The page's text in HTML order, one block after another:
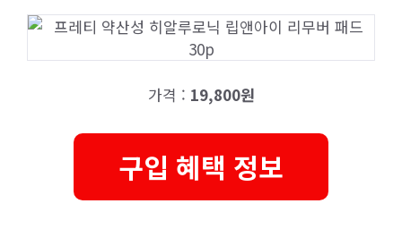
가격 : 19,800원
구입 혜택 정보